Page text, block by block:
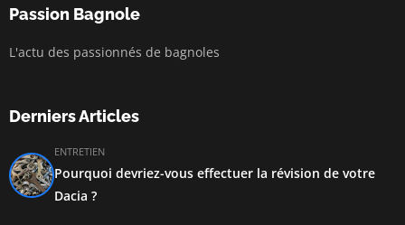
Passion Bagnole
L'actu des passionnés de bagnoles
Derniers Articles
ENTRETIEN
Pourquoi devriez-vous effectuer la révision de votre
Dacia ?